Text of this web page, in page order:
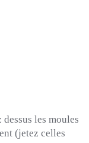
les moules
(jetez celles